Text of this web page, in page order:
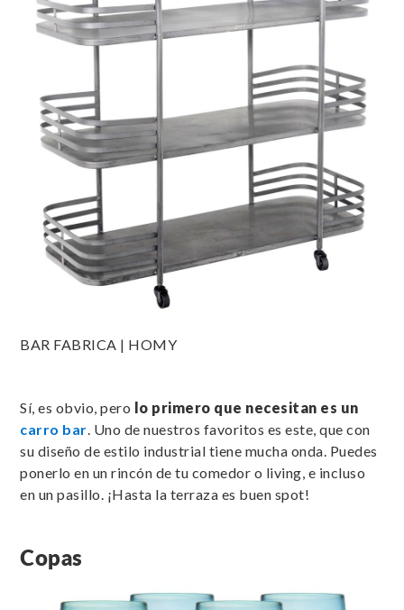
BAR FABRICA | HOMY
Sí, es obvio, pero lo primero que necesitan es un
carro bar. Uno de nuestros favoritos es este, que con
su diseño de estilo industrial tiene mucha onda. Puedes
ponerlo en un rincón de tu comedor o living, e incluso
en un pasillo. ¡Hasta la terraza es buen spot!
Copas